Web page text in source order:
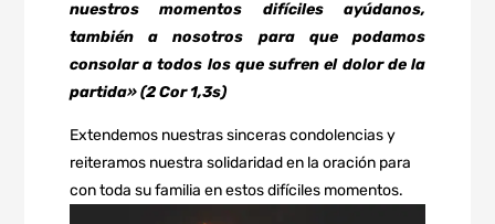
nuestros momentos difíciles ayúdanos,
también a nosotros para que podamos
consolar a todos los que sufren el dolor de la
partida» (2 Cor 1,3s)
Extendemos nuestras sinceras condolencias y
reiteramos nuestra solidaridad en la oración para
con toda su familia en estos difíciles momentos.